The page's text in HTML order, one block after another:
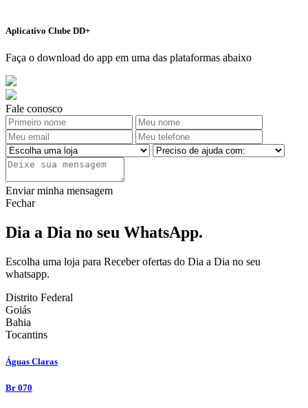
Aplicativo Clube DD+
Faça o download do app em uma das plataformas abaixo
Fale conosco
Enviar minha mensagem
Fechar
Dia a Dia no seu WhatsApp.
Escolha uma loja para Receber ofertas do Dia a Dia no seu
whatsapp.
Distrito Federal
Goiás
Bahia
Tocantins
Águas Claras
Br 070